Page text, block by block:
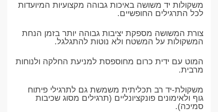
משקולות יד משושה באיכות גבוהה מקצועיות המיועדות
לכל התרגילים החופשיים.
צורת המשושה מספקת יציבות גבוהה יותר בזמן הנחת
המשקולות על המשטח ולא נוטות להתגלגל.
המוט עם ידית כרום מחוספסת למניעת החלקה ולנוחות
מרבית.
משקולת-יד רב תכליתית משמשת גם לתרגילי פיתוח
גוף ולאימונים פונקציונליים (תרגילים מסוג שכיבות
סמיכה).